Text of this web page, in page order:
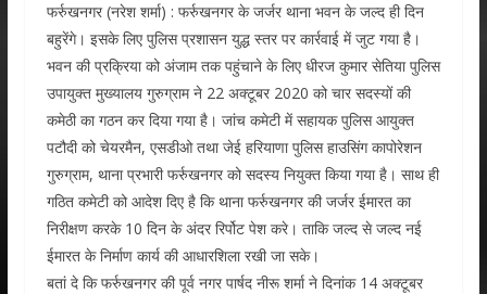
फर्रुखनगर (नरेश शर्मा) : फर्रुखनगर के जर्जर थाना भवन के जल्द ही दिन
बहुरेंगे। इसके लिए पुलिस प्रशासन युद्ध स्तर पर कार्रवाई में जुट गया है।
भवन की प्रक्रिया को अंजाम तक पहुंचाने के लिए धीरज कुमार सेतिया पुलिस
उपायुक्त मुख्यालय गुरुग्राम ने 22 अक्टूबर 2020 को चार सदस्यों की
कमेठी का गठन कर दिया गया है। जांच कमेटी में सहायक पुलिस आयुक्त
पटौदी को चेयरमैन, एसडीओ तथा जेई हरियाणा पुलिस हाउसिंग कापोरेशन
गुरुग्राम, थाना प्रभारी फर्रुखनगर को सदस्य नियुक्त किया गया है। साथ ही
गठित कमेटी को आदेश दिए है कि थाना फर्रुखनगर की जर्जर ईमारत का
निरीक्षण करके 10 दिन के अंदर रिर्पोट पेश करे। ताकि जल्द से जल्द नई
ईमारत के निर्माण कार्य की आधारशिला रखी जा सके।
बतां दे कि फर्रुखनगर की पूर्व नगर पार्षद नीरू शर्मा ने दिनांक 14 अक्टूबर